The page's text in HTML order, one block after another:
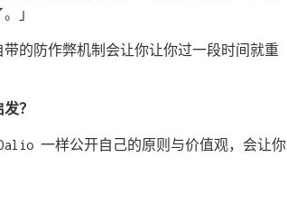
」
的防作弊机制会让你让你过一段时间就重
？
一样公开自己的原则与价值观，会让你